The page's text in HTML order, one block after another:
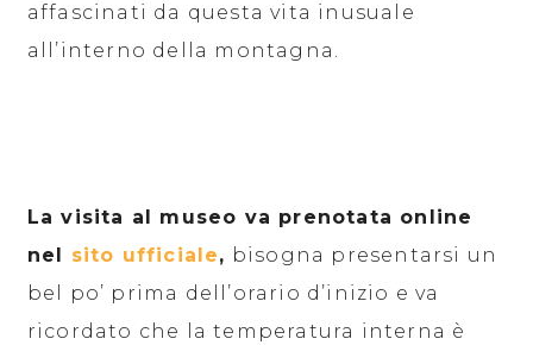
affascinati da questa vita inusuale
all’interno della montagna.
La visita al museo va prenotata online
nel sito ufficiale, bisogna presentarsi un
bel po’ prima dell’orario d’inizio e va
ricordato che la temperatura interna è